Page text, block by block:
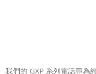
我們的 GXP 系列電話專為